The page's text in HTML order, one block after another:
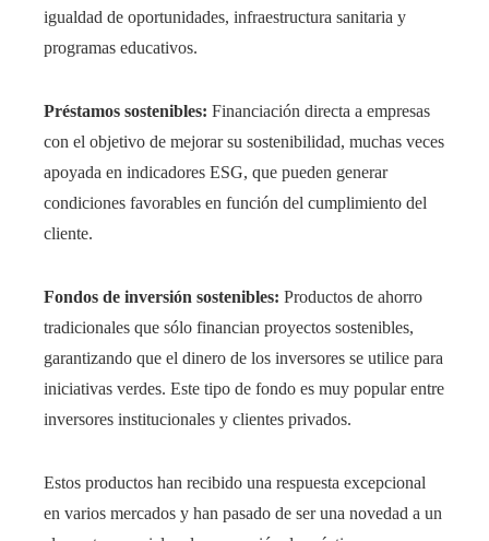
igualdad de oportunidades, infraestructura sanitaria y
programas educativos.
Préstamos sostenibles: Financiación directa a empresas
con el objetivo de mejorar su sostenibilidad, muchas veces
apoyada en indicadores ESG, que pueden generar
condiciones favorables en función del cumplimiento del
cliente.
Fondos de inversión sostenibles: Productos de ahorro
tradicionales que sólo financian proyectos sostenibles,
garantizando que el dinero de los inversores se utilice para
iniciativas verdes. Este tipo de fondo es muy popular entre
inversores institucionales y clientes privados.
Estos productos han recibido una respuesta excepcional
en varios mercados y han pasado de ser una novedad a un